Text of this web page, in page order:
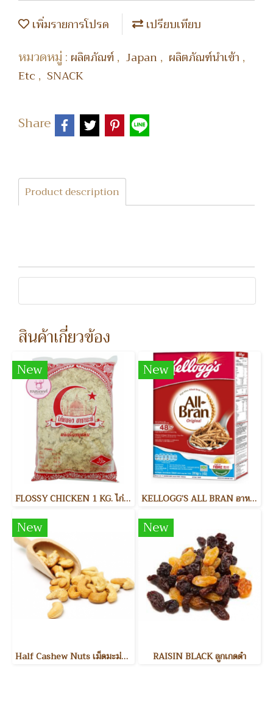
เพิ่มรายการโปรด เปรียบเทียบ
หมวดหมู่ : ผลิตภัณฑ์, Japan, ผลิตภัณฑ์นำเข้า ,
Etc , SNACK
Share
Product description
สินค้าเกี่ยวข้อง
New
FLOSSY CHICKEN 1 KG. ไก่หยอง
New
KELLOGG’S ALL BRAN อาหารเช้า
New
Half Cashew Nuts เม็ดมะม่วงหิมพานต์แบ่งครึ่ง
New
RAISIN BLACK ลูกเกดดำ